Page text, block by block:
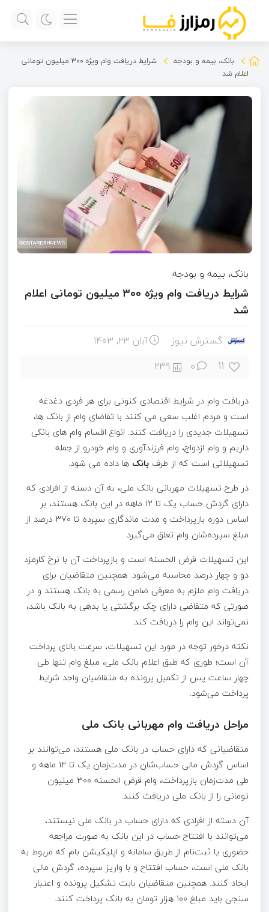
بانک، بیمه و بودجه
شرایط دریافت وام ویژه ۳۰۰ میلیون تومانی
اعلام شد
بانک، بیمه و بودجه
شرایط دریافت وام ویژه ۳۰۰ میلیون تومانی اعلام
شد
گسترش نیوز آبان ۲۳, ۱۴۰۳
11
0
239
دریافت وام در شرایط اقتصادی کنونی برای هر فردی دغدغه
است و مردم اغلب سعی می کنند با تقاضای وام از بانک ها،
تسهیلات جدیدی را دریافت کنند. انواع اقسام وام های بانکی
داریم و وام ازدواج، وام فرزندآوری و وام خودرو از جمله
تسهیلاتی است که از طرف بانک ها داده می شود.
در طرح تسهیلات مهربانی بانک ملی، به آن دسته از افرادی که
دارای گردش حساب یک تا ۱۲ ماهه در این بانک هستند، بر
اساس دوره بازپرداخت و مدت ماندگاری سپرده تا ۳۷۰ درصد از
مبلغ سپرده‌شان وام تعلق می‌گیرد.
این تسهیلات قرض الحسنه است و بازپرداخت آن با نرخ کارمزد
دو و چهار درصد محاسبه می‌شود. همچنین متقاضیان برای
دریافت وام ملزم به معرفی ضامن رسمی به بانک هستند و در
صورتی که متقاضی دارای چک برگشتی یا بدهی به بانک باشد،
نمی‌تواند این وام را دریافت کند.
نکته درخور توجه در مورد این تسهیلات، سرعت بالای پرداخت
آن است؛ طوری که طبق اعلام بانک ملی، مبلغ وام تنها طی
چهار ساعت پس از تکمیل پرونده به متقاضیان واجد شرایط
پرداخت می‌شود.
مراحل دریافت وام مهربانی بانک ملی
متقاضیانی که دارای حساب در بانک ملی هستند، می‌توانند بر
اساس گردش مالی حساب‌شان در مدت‌زمان یک تا ۱۲ ماهه و
طی مدت‌زمان بازپرداخت، وام قرض الحسنه ۳۰۰ میلیون
تومانی را از بانک ملی دریافت کنند.
آن دسته از افرادی که دارای حساب در بانک ملی نیستند،
می‌توانند با افتتاح حساب در این بانک به صورت مراجعه
حضوری یا ثبت‌نام از طریق سامانه و اپلیکیشن بام که مربوط به
بانک ملی است، حساب افتتاح و با واریز سپرده، گردش مالی
ایجاد کنند. همچنین متقاضیان بابت تشکیل پرونده و اعتبار
سنجی باید مبلغ ۱۰۰ هزار تومان به بانک پرداخت کنند.